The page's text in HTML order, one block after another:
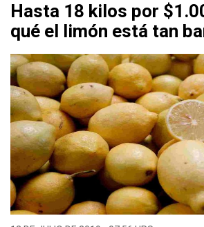
Hasta 18 kilos por
qué el limón está tan